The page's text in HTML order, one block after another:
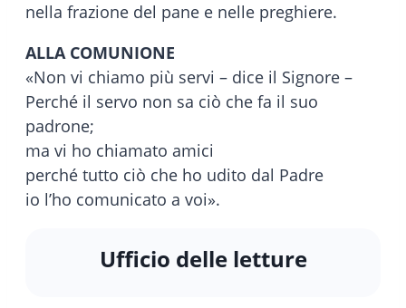
nella frazione del pane e nelle preghiere.
ALLA COMUNIONE
«Non vi chiamo più servi – dice il Signore –
Perché il servo non sa ciò che fa il suo
padrone;
ma vi ho chiamato amici
perché tutto ciò che ho udito dal Padre
io l’ho comunicato a voi».
Ufficio delle letture